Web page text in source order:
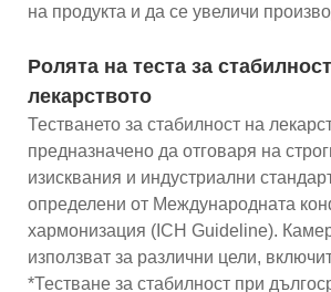
на продукта и да се увеличи
Ролята на теста за
лекарството
Тестването за стабилност на
предназначено да отговаря на
изисквания и индустриални
определени от Международната
хармонизация (ICH Guideline).
използват за различни цели,
*Тестване за стабилност при